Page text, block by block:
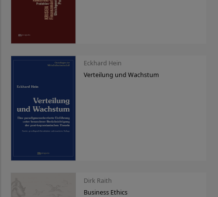
Eckhard Hein
Verteilung und Wachstum
Dirk Raith
Business Ethics